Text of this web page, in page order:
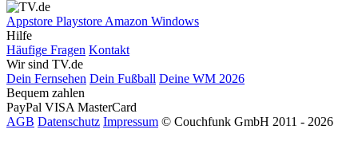
Appstore Playstore Amazon Windows
Hilfe
Häufige Fragen Kontakt
Wir sind TV.de
Dein Fernsehen Dein Fußball Deine WM 2026
Bequem zahlen
PayPal VISA MasterCard
AGB Datenschutz Impressum © Couchfunk GmbH 2011 - 2026